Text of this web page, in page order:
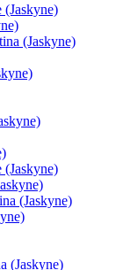
(Jaskyne)
(Jaskyne)
(Jaskyne)
(Jaskyne)
(Jaskyne)